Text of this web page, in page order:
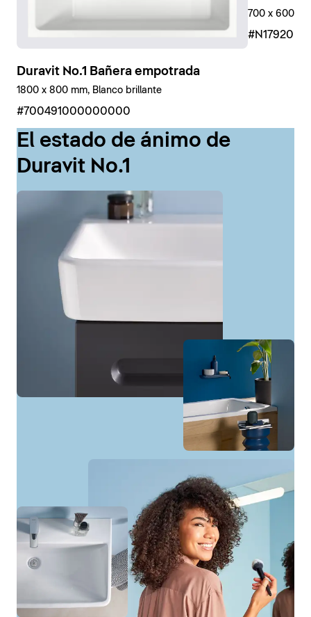
Duravit No.1 Bañera empotrada
1800 x 800 mm, Blanco brillante
#700491000000000
700 x 600
El estado de ánimo de
Duravit No.1